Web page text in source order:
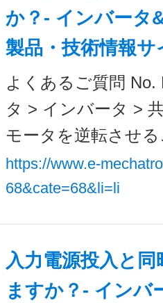
か？- インバータ
製品・技術情報サ
よくあるご質問
タ > インバータ >
モータを逆転させ
https://www.e-
68&cate=68&li=li
入力電源投入と
ますか？- インバ